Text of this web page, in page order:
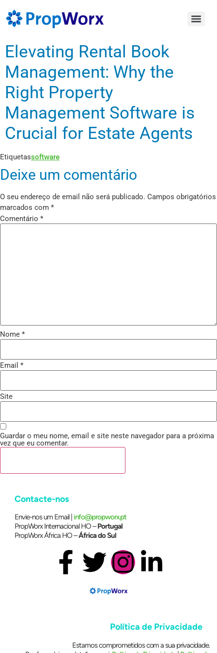
Elevating Rental Book
Management: Why the
Right Property
Management Software is
Crucial for Estate Agents
Etiquetassoftware
Deixe um comentário
O seu endereço de email não será publicado. Campos obrigatórios
marcados com *
Comentário *
Nome *
Email *
Site
Guardar o meu nome, email e site neste navegador para a próxima
vez que eu comentar.
Contacte-nos
Envie-nos um Email | info@propworx.pt
PropWorx Internacional HO –Portugal
PropWorx África HO –África do Sul
Política de Privacidade
Estamos comprometidos com a sua privacidade.